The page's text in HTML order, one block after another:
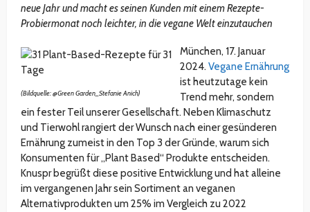
neue Jahr und macht es seinen Kunden mit einem Rezepte-
Probiermonat noch leichter, in die vegane Welt einzutauchen
(Bildquelle: @Green Garden_Stefanie Anich)
München, 17. Januar
2024. Vegane Ernährung
ist heutzutage kein
Trend mehr, sondern
ein fester Teil unserer Gesellschaft. Neben Klimaschutz
und Tierwohl rangiert der Wunsch nach einer gesünderen
Ernährung zumeist in den Top 3 der Gründe, warum sich
Konsumenten für „Plant Based“ Produkte entscheiden.
Knuspr begrüßt diese positive Entwicklung und hat alleine
im vergangenen Jahr sein Sortiment an veganen
Alternativprodukten um 25% im Vergleich zu 2022